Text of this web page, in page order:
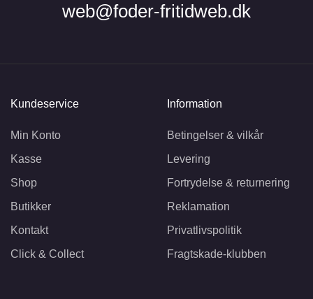
web@foder-fritidweb.dk
Kundeservice
Min Konto
Kasse
Shop
Butikker
Kontakt
Click & Collect
Information
Betingelser & vilkår
Levering
Fortrydelse & returnering
Reklamation
Privatlivspolitik
Fragtskade-klubben